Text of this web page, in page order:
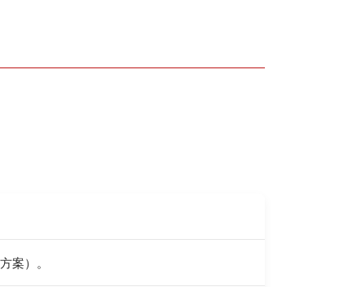
案）。